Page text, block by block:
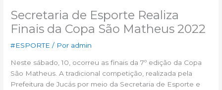
Secretaria de Esporte Realiza
Finais da Copa São Matheus 2022
#ESPORTE / Por admin
Neste sábado, 10, ocorreu as finais da 7º edição da Copa
São Matheus. A tradicional competição, realizada pela
Prefeitura de Jucás por meio da Secretaria de Esporte e